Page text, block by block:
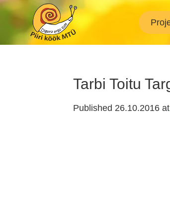
Skip
content
Tarbi Toitu
Published 26.10.2016 at